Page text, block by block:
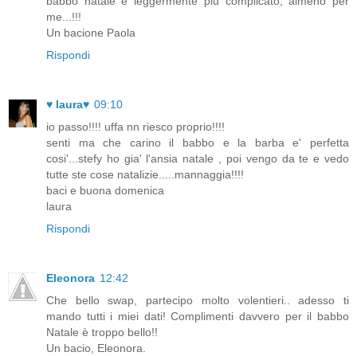
me...!!!
Un bacione Paola
Rispondi
♥ laura♥ 09:10
io passo!!!! uffa nn riesco proprio!!!!
senti ma che carino il babbo e la barba e' perfetta
cosi'...stefy ho gia' l'ansia natale , poi vengo da te e vedo
tutte ste cose natalizie.....mannaggia!!!!
baci e buona domenica
laura
Rispondi
Eleonora 12:42
Che bello swap, partecipo molto volentieri.. adesso ti
mando tutti i miei dati! Complimenti davvero per il babbo
Natale è troppo bello!!
Un bacio, Eleonora.